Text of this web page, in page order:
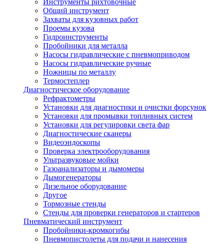
Инструменты рихтовочные
Общий инструмент
Захваты для кузовных работ
Проемы кузова
Гидроинструменты
Пробойники для металла
Насосы гидравлические с пневмоприводом
Насосы гидравлические ручные
Ножницы по металлу
Термостеплер
Диагностическое оборудование
Рефрактометры
Установки для диагностики и очистки форсунок
Установки для промывки топливных систем
Установки для регулировки света фар
Диагностические сканеры
Видеоэндоскопы
Проверка электрооборудования
Ультразвуковые мойки
Газоанализаторы и дымомеры
Дымогенераторы
Дизельное оборудование
Другое
Тормозные стенды
Стенды для проверки генераторов и стартеров
Пневматический инструмент
Пробойники-кромкогибы
Пневмопистолеты для подачи и нанесения